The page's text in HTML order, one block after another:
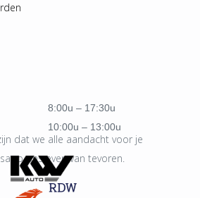
8:00u – 17:30u
10:00u – 13:00u
dat we alle aandacht voor je
ons even van tevoren.